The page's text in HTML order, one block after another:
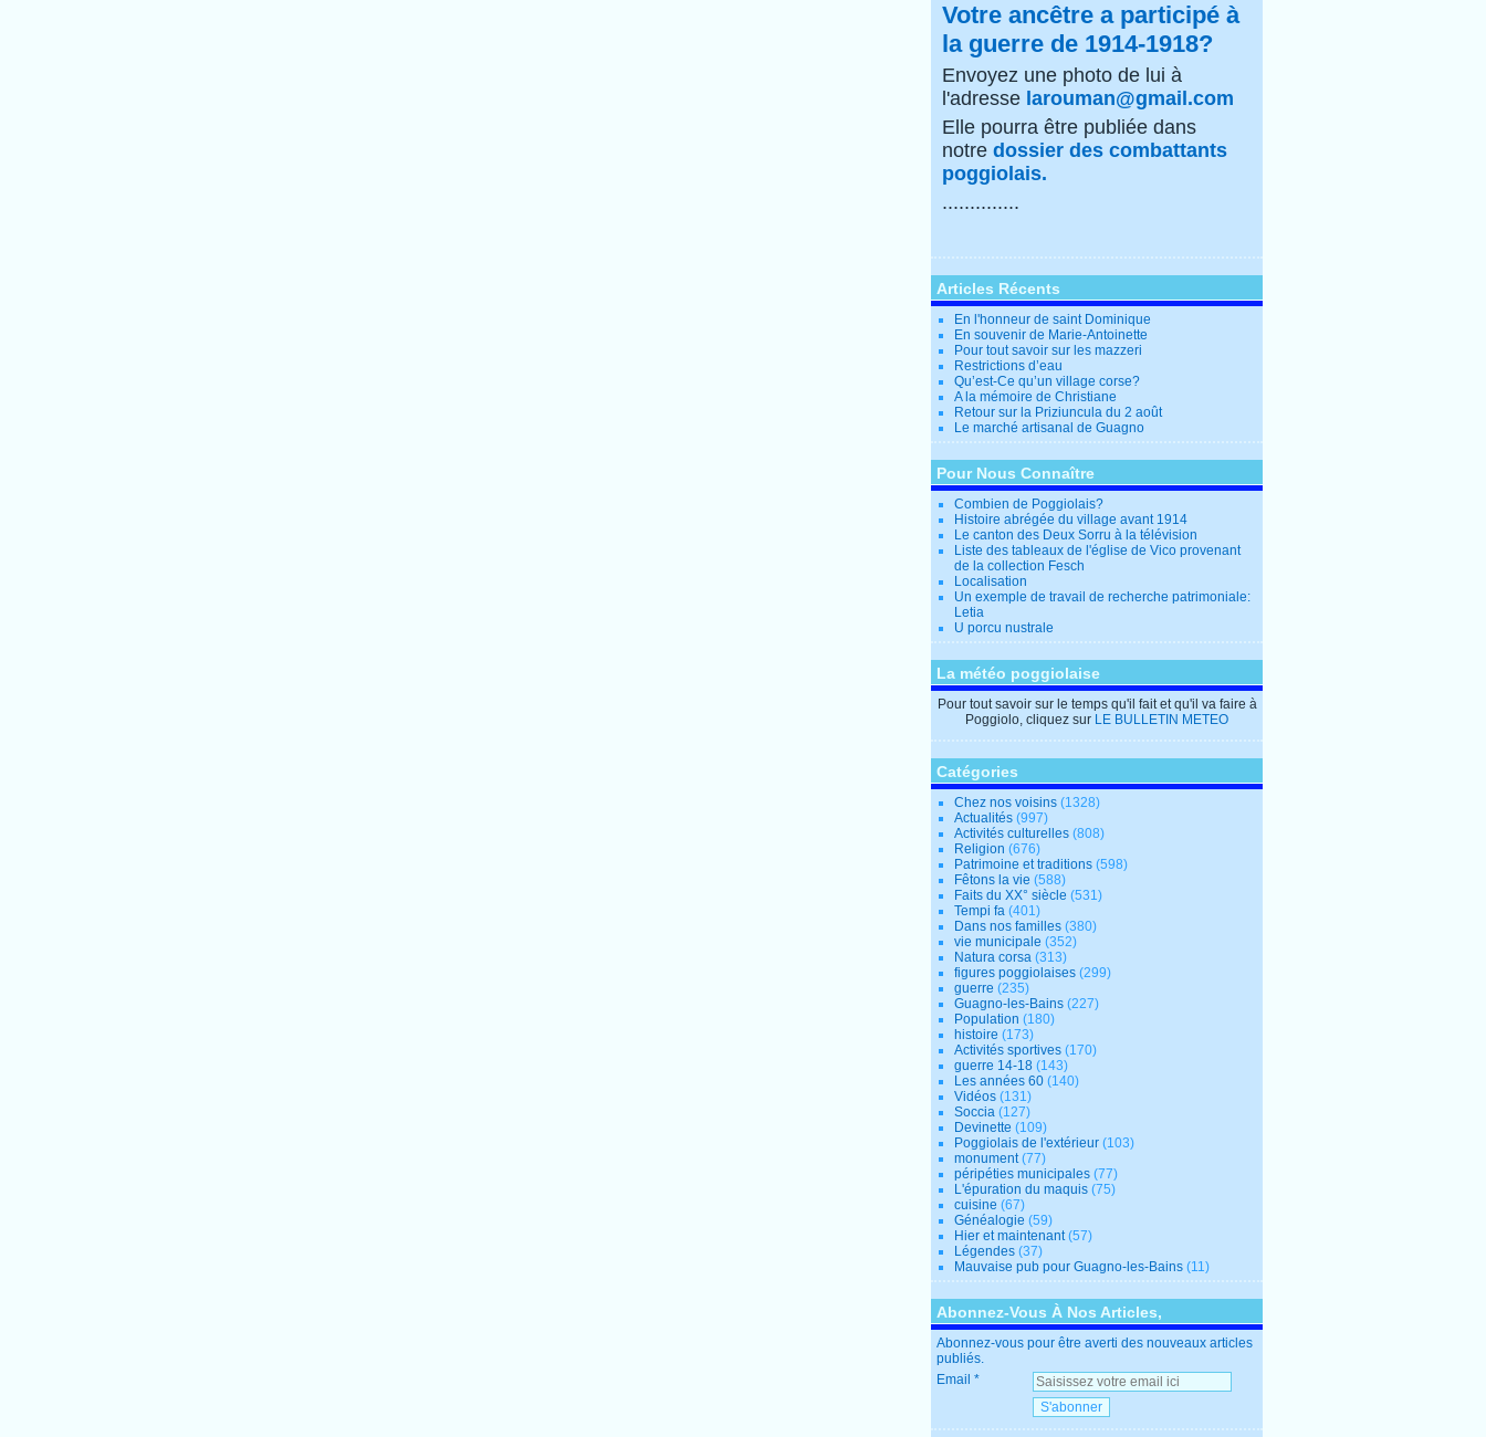
Votre ancêtre a participé à
la guerre de 1914-1918?
Envoyez une photo de lui à
l'adresse larouman@gmail.com
Elle pourra être publiée dans
notre dossier des combattants
poggiolais.
..............
Articles Récents
En l'honneur de saint Dominique
En souvenir de Marie-Antoinette
Pour tout savoir sur les mazzeri
Restrictions d’eau
Qu’est-Ce qu’un village corse?
A la mémoire de Christiane
Retour sur la Priziuncula du 2 août
Le marché artisanal de Guagno
Pour Nous Connaître
Combien de Poggiolais?
Histoire abrégée du village avant 1914
Le canton des Deux Sorru à la télévision
Liste des tableaux de l'église de Vico provenant
de la collection Fesch
Localisation
Un exemple de travail de recherche patrimoniale:
Letia
U porcu nustrale
La météo poggiolaise
Pour tout savoir sur le temps qu'il fait et qu'il va faire à
Poggiolo, cliquez sur LE BULLETIN METEO
Catégories
Chez nos voisins (1328)
Actualités (997)
Activités culturelles (808)
Religion (676)
Patrimoine et traditions (598)
Fêtons la vie (588)
Faits du XX° siècle (531)
Tempi fa (401)
Dans nos familles (380)
vie municipale (352)
Natura corsa (313)
figures poggiolaises (299)
guerre (235)
Guagno-les-Bains (227)
Population (180)
histoire (173)
Activités sportives (170)
guerre 14-18 (143)
Les années 60 (140)
Vidéos (131)
Soccia (127)
Devinette (109)
Poggiolais de l'extérieur (103)
monument(77)
péripéties municipales (77)
L'épuration du maquis (75)
cuisine (67)
Généalogie (59)
Hier et maintenant(57)
Légendes (37)
Mauvaise pub pour Guagno-les-Bains (11)
Abonnez-Vous À Nos Articles,
Abonnez-vous pour être averti des nouveaux articles
publiés.
Email